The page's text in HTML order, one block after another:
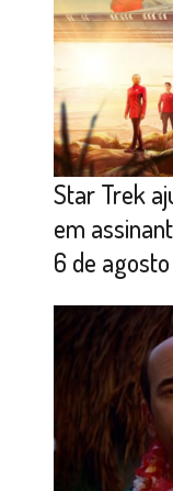
Star Trek
em
6 de